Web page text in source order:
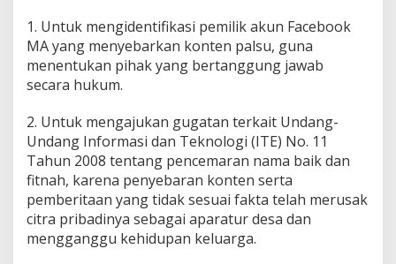
1. Untuk mengidentifikasi pemilik akun Facebook
MA yang menyebarkan konten palsu, guna
menentukan pihak yang bertanggung jawab
secara hukum.
2. Untuk mengajukan gugatan terkait Undang-
Undang Informasi dan Teknologi (ITE) No. 11
Tahun 2008 tentang pencemaran nama baik dan
fitnah, karena penyebaran konten serta
pemberitaan yang tidak sesuai fakta telah merusak
citra pribadinya sebagai aparatur desa dan
mengganggu kehidupan keluarga.